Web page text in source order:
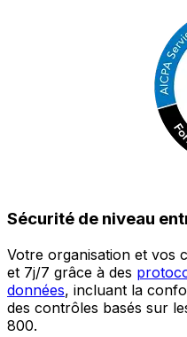
Sécurité de niveau
Votre organisation et vos
et 7j/7 grâce à des
données, incluant la
des contrôles basés sur
800.